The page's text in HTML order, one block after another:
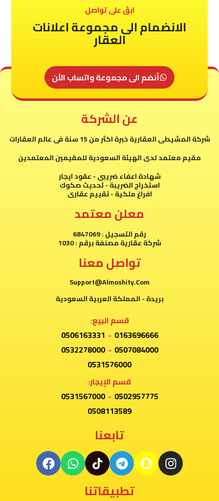
ابقَ على تواصل
الانضمام الى مجموعة اعلانات
العقار
أنضم الى مجموعة واتساب الأن
عن الشركة
شركة المشيطى العقارية خبرة اكثر من 15 سنة فى عالم العقارات
مقيم معتمد لدى الهيئة السعودية للمقيمين المعتمدين
شهادة اعفاء ضريبى - عقود ايجار
استخراج الضريبة - تحديث صكوك
افراغ ملكية - تقييم عقارى
معلن معتمد
رقم التسجيل : 6847069
شركة عقارية مصنفة برقم : 1030
تواصل معنا
Support@Almoshity.Com
بريدة - المملكة العربية السعودية
قسم البيع:
0163696666
-
0506163331
0507084000
-
0532278000
0531576000
قسم الإيجار:
0502957775
-
0531567000
0508113589
تابعنا
تطبيقاتنا